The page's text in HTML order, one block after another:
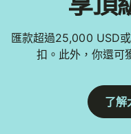
匯款超過25,000 USD
扣。此外，你還可
了解